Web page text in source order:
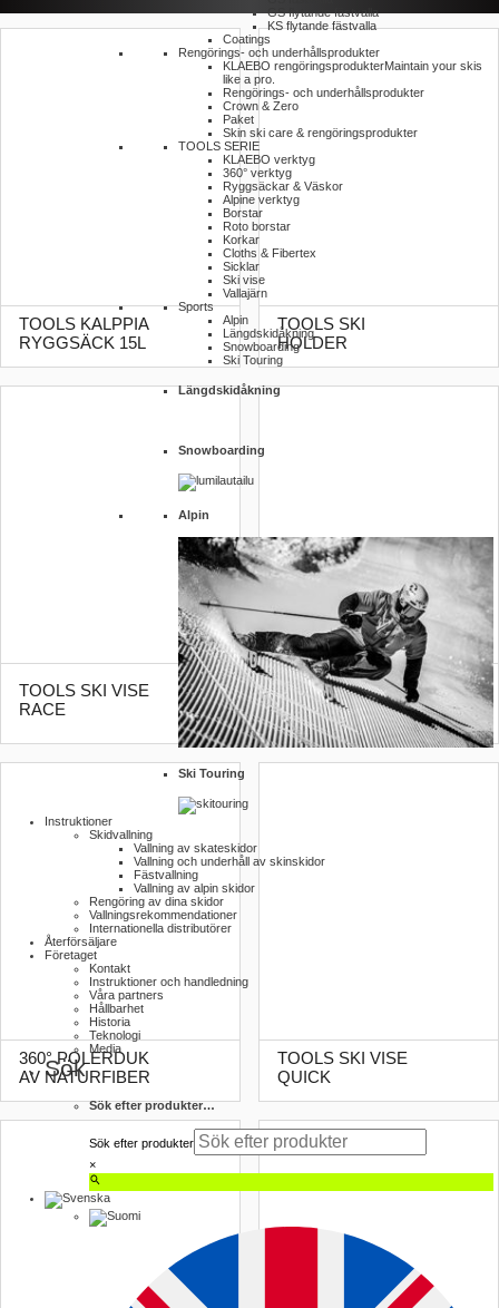
GS flytande fästvalla
KS flytande fästvalla
Coatings
Rengörings- och underhållsprodukter
KLAEBO rengöringsprodukterMaintain your skis
like a pro.
Rengörings- och underhållsprodukter
Crown & Zero
Paket
Skin ski care & rengöringsprodukter
TOOLS SERIE
KLAEBO verktyg
360° verktyg
Ryggsäckar & Väskor
Alpine verktyg
Borstar
Roto borstar
Korkar
Cloths & Fibertex
Sicklar
Ski vise
Vallajärn
Sports
Alpin
Längdskidåkning
Snowboarding
Ski Touring
Längdskidåkning
Snowboarding
Alpin
Ski Touring
Instruktioner
Skidvallning
Vallning av skateskidor
Vallning och underhåll av skinskidor
Fästvallning
Vallning av alpin skidor
Rengöring av dina skidor
Vallnings­rekommendationer
Internationella distributörer
Återförsäljare
Företaget
Kontakt
Instruktioner och handledning
Våra partners
Hållbarhet
Historia
Teknologi
Media
Sök
Sök efter produkter…
Sök efter produkter
×
TOOLS KALPPIA
RYGGSÄCK 15L
TOOLS SKI
HOLDER
TOOLS SKI VISE
RACE
TOOLS PUTELI
VÄTSKEBÄLTE
MED FLASKA
360° POLERDUK
AV NATURFIBER
TOOLS SKI VISE
QUICK